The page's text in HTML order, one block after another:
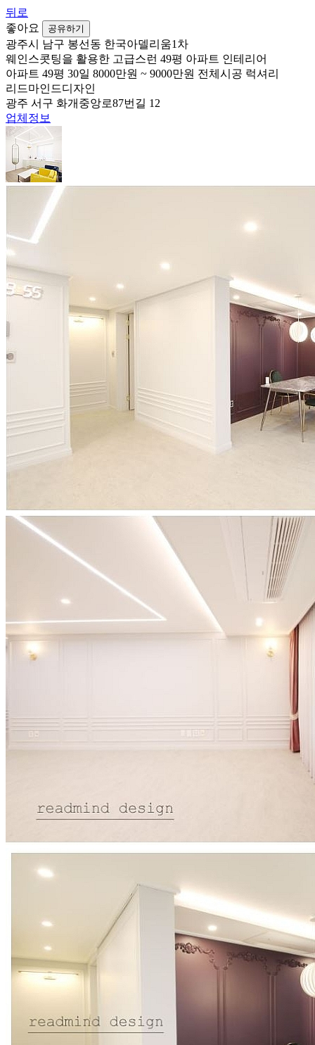
뒤로
좋아요
공유하기
광주시 남구 봉선동 한국아델리움1차
웨인스콧팅을 활용한 고급스런 49평 아파트 인테리어
아파트 49평 30일 8000만원 ~ 9000만원 전체시공 럭셔리
리드마인드디자인
광주 서구 화개중앙로87번길 12
업체정보